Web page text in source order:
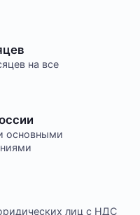
на все
основными
лиц с НДС